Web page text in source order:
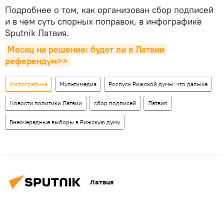
Подробнее о том, как организован сбор подписей
и в чем суть спорных поправок, в инфографике
Sputnik Латвия.
Месяц на решение: будет ли в Латвии
референдум>>
Инфографика Мультимедиа Роспуск Рижской думы: что дальше
Новости политики Латвии сбор подписей Латвия
Внеочередные выборы в Рижскую думу
Латвия